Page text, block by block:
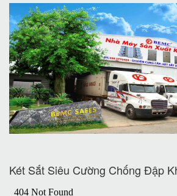
Két Sắt Siêu Cường Chống Đập